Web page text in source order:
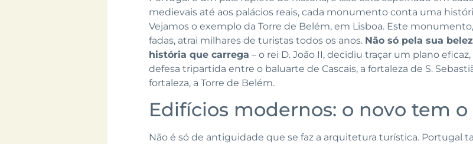
medievais até aos palácios reais, cada monumento conta uma
Vejamos o exemplo da Torre de Belém, em Lisboa. Este
fadas, atrai milhares de turistas todos os anos. Não só pela sua
história que carrega – o rei D. João II, decidiu traçar um plano
defesa tripartida entre o baluarte de Cascais, a fortaleza de S.
fortaleza, a Torre de Belém.
Edifícios modernos: o novo tem
Não é só de antiguidade que se faz a arquitetura turística. Portugal